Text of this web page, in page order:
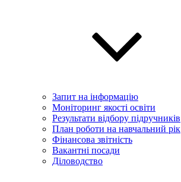
Запит на інформацію
Моніторинг якості освіти
Результати відбору підручників
План роботи на навчальний рік
Фінансова звітність
Вакантні посади
Діловодство